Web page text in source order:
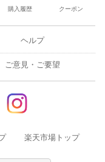
購入履歴 クーポン
ヘルプ
ご意見・ご要望
楽天市場トップ